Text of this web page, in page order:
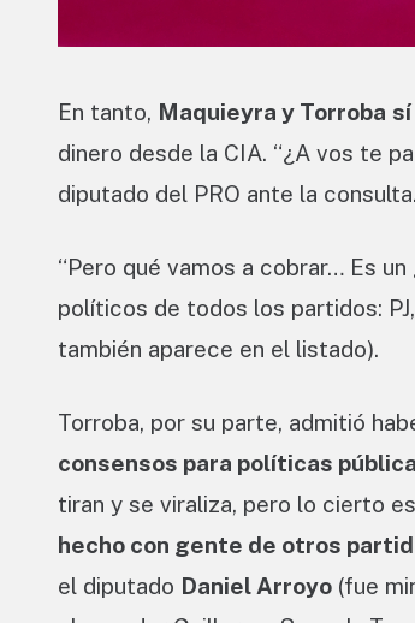
En tanto, Maquieyra y Torroba
dinero desde la CIA. “¿A vos te
diputado del PRO ante la consulta.
“Pero qué vamos a cobrar… Es
políticos de todos los partidos: PJ,
también aparece en el listado).
Torroba, por su parte, admitió
consensos para políticas
tiran y se viraliza, pero lo cierto
hecho con gente de otros
el diputado Daniel Arroyo (fue